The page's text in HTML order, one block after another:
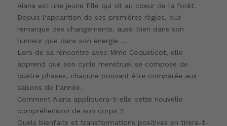
Aiana est une jeune fille qui vit au coeur de la forêt.
Depuis l‘apparition de ses premières règles, elle
remarque des changements, aussi bien dans son
humeur que dans son énergie …
Lors de sa rencontre avec Mme Coquelicot, elle
apprend que son cycle menstruel se compose de
quatre phases, chacune pouvant être comparée aux
saisons de l‘année.
Comment Aiana appliquera-t-elle cette nouvelle
compréhension de son corps ?
Quels bienfaits et transformations positives en tirera-t-